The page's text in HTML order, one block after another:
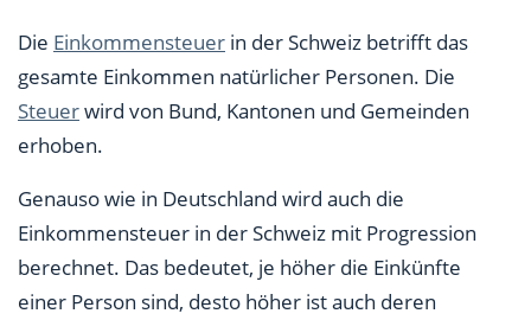
zahlen Quellensteuer
Die Einkommensteuer in der Schweiz betrifft das
gesamte Einkommen natürlicher Personen. Die
Steuerwird von Bund, Kantonen und Gemeinden
erhoben.
Genauso wie in Deutschland wird auch die
Einkommensteuer in der Schweiz mit Progression
berechnet. Das bedeutet, je höher die Einkünfte
einer Person sind, desto höher ist auch deren